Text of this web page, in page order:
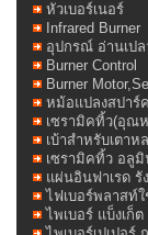
หัวเบอร์เนอร์
Infrared Burner
อุปกรณ์ อ่านเปล
Burner Control
Burner
หม้อแปลงสปาร์
เซรามิคทิ้ว(อุณ
เบ้าสำหรับเตาห
เซรามิคทิ้ว อลูมิ
แผ่นอินฟาเรด รั
ไฟเบอร์พลาสท์
ไพเบอร์ แบ็งเก็ต